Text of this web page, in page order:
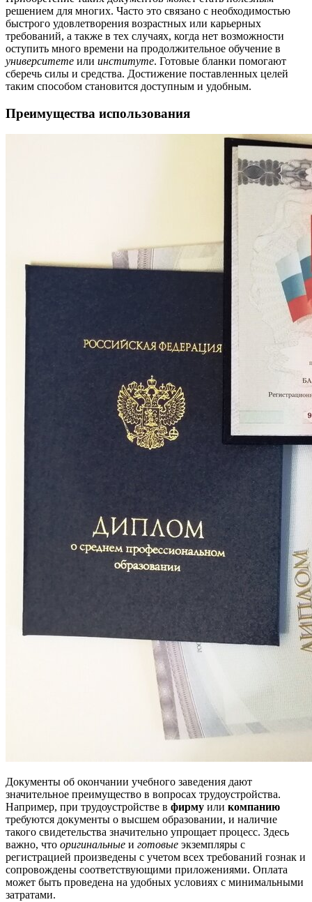
решением для многих. Часто это связано с необходимостью
быстрого удовлетворения возрастных или карьерных
требований, а также в тех случаях, когда нет возможности
оcтупить много времени на продолжительное обучение в
университете или институте. Готовые бланки помогают
сберечь силы и средства. Достижение поставленных целей
таким способом становится доступным и удобным.
Преимущества использования
Документы об окончании учебного заведения дают
значительное преимущество в вопросах трудоустройства.
Например, при трудоустройстве в фирму или компанию
требуются документы о высшем образовании, и наличие
такого свидетельства значительно упрощает процесс. Здесь
важно, что оригинальные и готовые экземпляры с
регистрацией произведены с учетом всех требований гознак и
сопровождены соответствующими приложениями. Оплата
может быть проведена на удобных условиях с минимальными
затратами.